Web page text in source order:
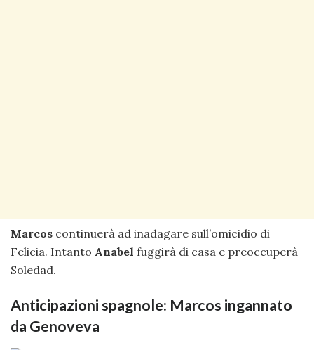
Marcos continuerà ad inadagare sull’omicidio di
Felicia. Intanto Anabel fuggirà di casa e preoccuperà
Soledad.
Anticipazioni spagnole: Marcos ingannato
da Genoveva